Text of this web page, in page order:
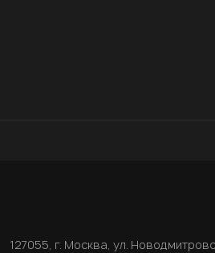
127055, г. Москва, ул.